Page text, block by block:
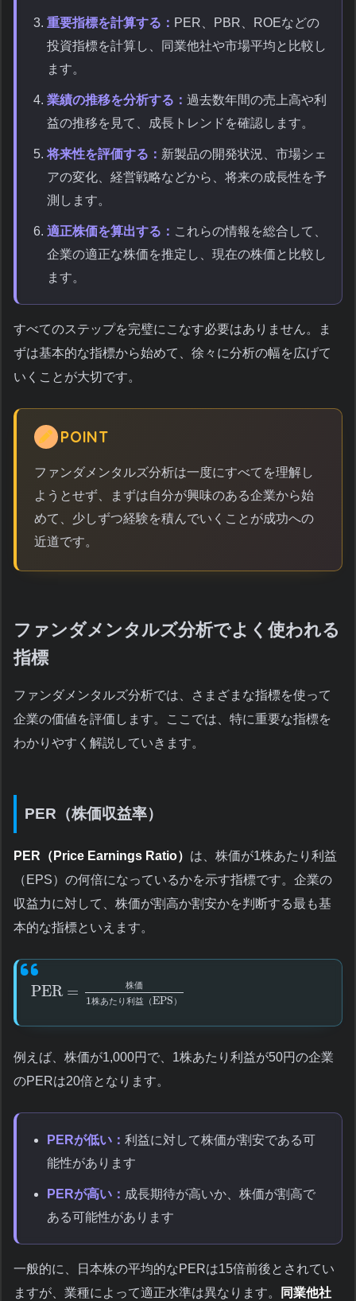
重要指標を計算する： PER、PBR、ROEなどの
投資指標を計算し、同業他社や市場平均と比較し
ます。
業績の推移を分析する： 過去数年間の売上高や利
益の推移を見て、成長トレンドを確認します。
将来性を評価する： 新製品の開発状況、市場シェ
アの変化、経営戦略などから、将来の成長性を予
測します。
適正株価を算出する： これらの情報を総合して、
企業の適正な株価を推定し、現在の株価と比較し
ます。
すべてのステップを完璧にこなす必要はありません。ま
ずは基本的な指標から始めて、徐々に分析の幅を広げて
いくことが大切です。
POINT
ファンダメンタルズ分析は一度にすべてを理解し
ようとせず、まずは自分が興味のある企業から始
めて、少しずつ経験を積んでいくことが成功への
近道です。
ファンダメンタルズ分析でよく使われる
指標
ファンダメンタルズ分析では、さまざまな指標を使って
企業の価値を評価します。ここでは、特に重要な指標を
わかりやすく解説していきます。
PER（株価収益率）
PER（Price Earnings Ratio） は、株価が1株あたり利益
（EPS）の何倍になっているかを示す指標です。企業の
収益力に対して、株価が割高か割安かを判断する最も基
本的な指標といえます。
PER = 株価
1株あた り利益 （EPS ）
例えば、株価が1,000円で、1株あたり利益が50円の企業
のPERは20倍となります。
PERが低い： 利益に対して株価が割安である可
能性があります
PERが高い： 成長期待が高いか、株価が割高で
ある可能性があります
一般的に、日本株の平均的なPERは15倍前後とされてい
ますが、業種によって適正水準は異なります。
同業他社